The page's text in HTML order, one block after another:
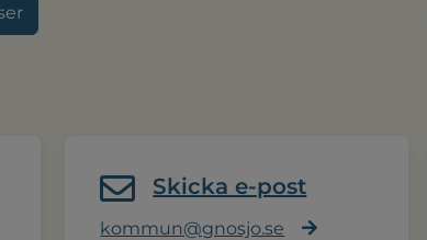
Skicka e-post
kommun@gnosjo.se